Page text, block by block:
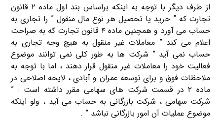
از طرف دیگر با توجه به اینکه براساس بند اول ماده ۲ قانون
تجارت که ” خرید یا تحصیل هر نوع مال منقول ” را تجاری به
حساب می آورد و همچنین ماده ۴ قانون تجارت که به صراحت
اعلام می کند ” معاملات غیر منقول به هیچ وجه تجاری به
حساب نمی آید ” شرکت ها به طور کلی نمی توانند موضوع
فعالیت خود را معاملات غیر منقول قرار دهند ، اما با توجه به
ملاحظات فوق و برای توسعه عمران و آبادی ، لایحه اصلاحی در
ماده ۲ در قسمت شرکت های سهامی مقرر داشته است : ”
شرکت سهامی ، شرکت بازرگانی به حساب می آید ، ولو اینکه
موضوع عملیات آن امور بازرگانی نباشد ” .